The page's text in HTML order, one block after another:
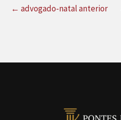
← advogado-natal anterior